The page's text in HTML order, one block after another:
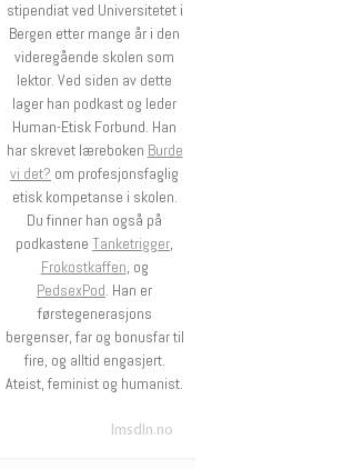
stipendiat ved Universitetet i
Bergen etter mange år i den
videregående skolen som
lektor. Ved siden av dette
lager han podkast og leder
Human-Etisk Forbund. Han
har skrevet læreboken Burde
vi det? om profesjonsfaglig
etisk kompetanse i skolen.
Du finner han også på
podkastene Tanketrigger,
Frokostkaffen, og
PedsexPod. Han er
førstegenerasjons
bergenser, far og bonusfar til
fire, og alltid engasjert.
Ateist, feminist og humanist.
lmsdln.no